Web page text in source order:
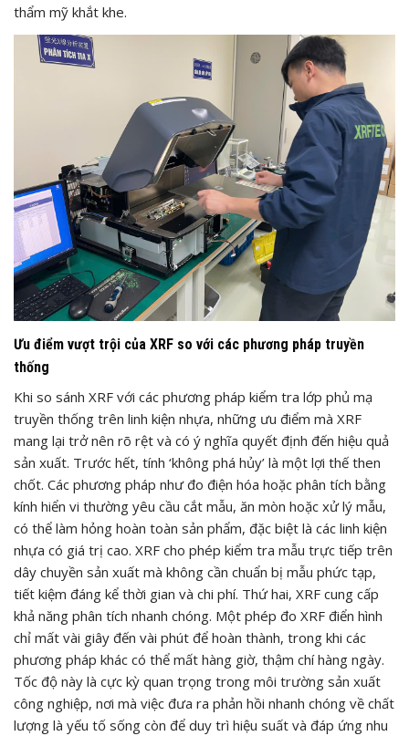
thẩm mỹ khắt khe.
Ưu điểm vượt trội của XRF so với các phương pháp truyền
thống
Khi so sánh XRF với các phương pháp kiểm tra lớp phủ mạ
truyền thống trên linh kiện nhựa, những ưu điểm mà XRF
mang lại trở nên rõ rệt và có ý nghĩa quyết định đến hiệu quả
sản xuất. Trước hết, tính ‘không phá hủy’ là một lợi thế then
chốt. Các phương pháp như đo điện hóa hoặc phân tích bằng
kính hiển vi thường yêu cầu cắt mẫu, ăn mòn hoặc xử lý mẫu,
có thể làm hỏng hoàn toàn sản phẩm, đặc biệt là các linh kiện
nhựa có giá trị cao. XRF cho phép kiểm tra mẫu trực tiếp trên
dây chuyền sản xuất mà không cần chuẩn bị mẫu phức tạp,
tiết kiệm đáng kể thời gian và chi phí. Thứ hai, XRF cung cấp
khả năng phân tích nhanh chóng. Một phép đo XRF điển hình
chỉ mất vài giây đến vài phút để hoàn thành, trong khi các
phương pháp khác có thể mất hàng giờ, thậm chí hàng ngày.
Tốc độ này là cực kỳ quan trọng trong môi trường sản xuất
công nghiệp, nơi mà việc đưa ra phản hồi nhanh chóng về chất
lượng là yếu tố sống còn để duy trì hiệu suất và đáp ứng nhu